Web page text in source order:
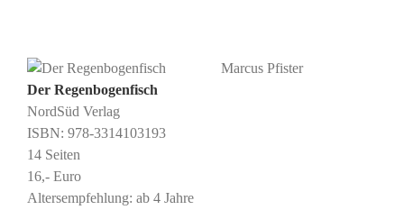
Marcus Pfister
Der Regenbogenfisch
NordSüd Verlag
ISBN: ‎978-3314103193
14 Seiten
16,- Euro
Altersempfehlung: ab 4 Jahre